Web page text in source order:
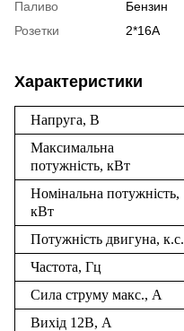
Паливо
Бензин
Розетки
2*16А
Характеристики
Напруга, В
Максимальна
потужність, кВт
Номінальна потужність,
кВт
Потужність двигуна, к.с.
Частота, Гц
Сила струму макс., А
Вихід 12В, А